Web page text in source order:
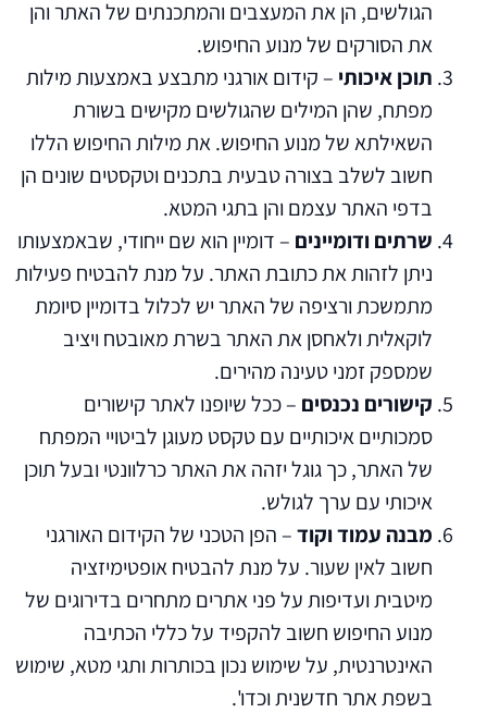
הגולשים, הן את המעצבים והמתכנתים של האתר והן
את הסורקים של מנוע החיפוש.
תוכן איכותי – קידום אורגני מתבצע באמצעות מילות
מפתח, שהן המילים שהגולשים מקישים בשורת
השאילתא של מנוע החיפוש. את מילות החיפוש הללו
חשוב לשלב בצורה טבעית בתכנים וטקסטים שונים הן
בדפי האתר עצמם והן בתגי המטא.
שרתים ודומיינים – דומיין הוא שם ייחודי, שבאמצעותו
ניתן לזהות את כתובת האתר. על מנת להבטיח פעילות
מתמשכת ורציפה של האתר יש לכלול בדומיין סיומת
לוקאלית ולאחסן את האתר בשרת מאובטח ויציב
שמספק זמני טעינה מהירים.
קישורים נכנסים – ככל שיופנו לאתר קישורים
סמכותיים איכותיים עם טקסט מעוגן לביטויי המפתח
של האתר, כך גוגל יזהה את האתר כרלוונטי ובעל תוכן
איכותי עם ערך לגולש.
מבנה עמוד וקוד– הפן הטכני של הקידום האורגני
חשוב לאין שעור. על מנת להבטיח אופטימיזציה
מיטבית ועדיפות על פני אתרים מתחרים בדירוגים של
מנוע החיפוש חשוב להקפיד על כללי הכתיבה
האינטרנטית, על שימוש נכון בכותרות ותגי מטא, שימוש
בשפת אתר חדשנית וכדו'.